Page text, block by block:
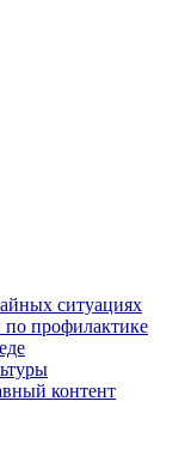
ситуациях
профилактике
контент